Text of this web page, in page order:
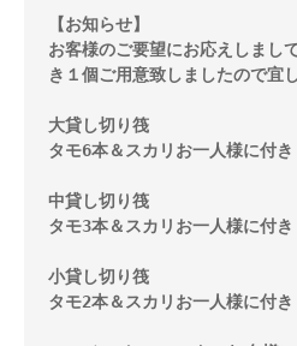
【お知らせ】
お客様のご要望にお応えしまし
き１個ご用意致しましたので宜
大貸し切り筏
タモ6本＆スカリお一人様に付き
中貸し切り筏
タモ3本＆スカリお一人様に付き
小貸し切り筏
タモ2本＆スカリお一人様に付き